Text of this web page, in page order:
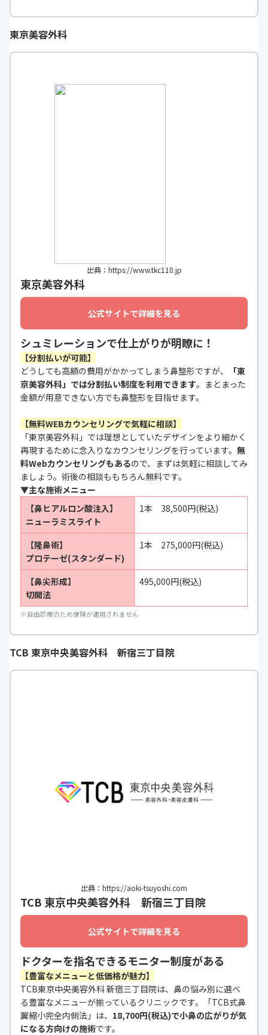
東京美容外科
出典：https://www.tkc110.jp
東京美容外科
公式サイトで詳細を見る
シュミレーションで仕上がりが明瞭に！
【分割払いが可能】
どうしても高額の費用がかかってしまう鼻整形ですが、
「東
京美容外科」では分割払い制度を利用できます。まとまった
金額が用意できない方でも鼻整形を目指せます。
【無料WEBカウンセリングで気軽に相談】
「東京美容外科」では理想としていたデザインをより細かく
再現するために念入りなカウンセリングを行っています。 無
料Webカウンセリングもあるので、まずは気軽に相談してみ
ましょう。術後の相談ももちろん無料です。
▼主な施術メニュー
【鼻ヒアルロン酸注入】
ニューラミスライト
1本 38,500円(税込)
【隆鼻術】
プロテーゼ(スタンダード)
1本 275,000円(税込)
【鼻尖形成】
切開法
495,000円(税込)
※ 自由診療のため保険が適用されません
TCB 東京中央美容外科 新宿三丁目院
出典：https://aoki-tsuyoshi.com
TCB 東京中央美容外科 新宿三丁目院
公式サイトで詳細を見る
ドクターを指名できるモニター制度がある
【豊富なメニューと低価格が魅力】
TCB東京中央美容外科 新宿三丁目院は、鼻の悩み別に選べ
る豊富なメニューが揃っているクリニックです。「TCB式鼻
翼縮小完全内側法」は、 18,700円(税込)で小鼻の広がりが気
になる方向けの施術です。